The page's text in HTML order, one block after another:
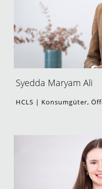
Syedda Maryam Ali
HCLS | Konsumgüter,